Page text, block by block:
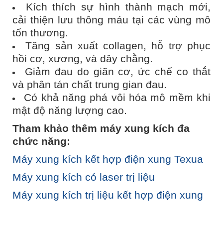
Kích thích sự hình thành mạch mới,
cải thiện lưu thông máu tại các vùng mô
tổn thương.
Tăng sản xuất collagen, hỗ trợ phục
hồi cơ, xương, và dây chằng.
Giảm đau do giãn cơ, ức chế co thắt
và phân tán chất trung gian đau.
Có khả năng phá vôi hóa mô mềm khi
mật độ năng lượng cao.
Tham khảo thêm máy xung kích đa
chức năng:
Máy xung kích kết hợp điện xung Texua
Máy xung kích có laser trị liệu
Máy xung kích trị liệu kết hợp điện xung